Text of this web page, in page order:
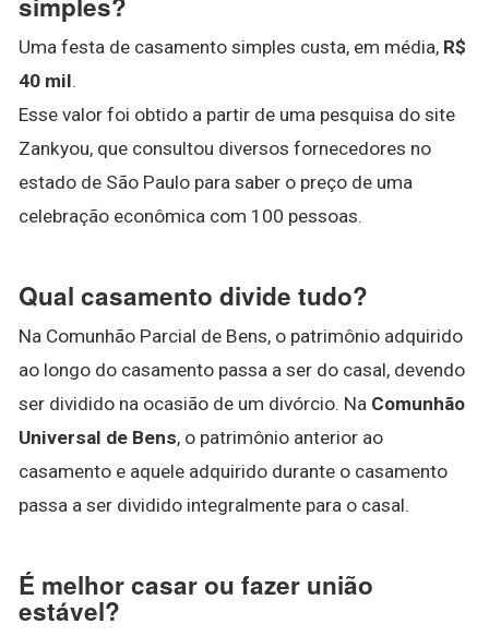
Uma festa de casamento simples custa, em média, R$
40 mil.
Esse valor foi obtido a partir de uma pesquisa do site
Zankyou, que consultou diversos fornecedores no
estado de São Paulo para saber o preço de uma
celebração econômica com 100 pessoas.
Qual casamento divide tudo?
Na Comunhão Parcial de Bens, o patrimônio adquirido
ao longo do casamento passa a ser do casal, devendo
ser dividido na ocasião de um divórcio. Na Comunhão
Universal de Bens, o patrimônio anterior ao
casamento e aquele adquirido durante o casamento
passa a ser dividido integralmente para o casal.
É melhor casar ou fazer união
estável?